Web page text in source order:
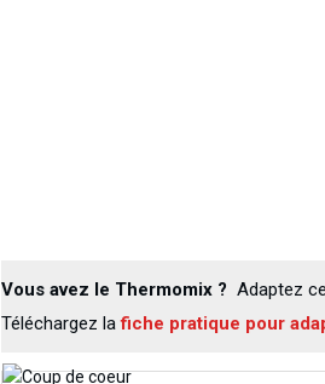
Vous avez le Thermomix ? Adaptez
Téléchargez lafiche pratique pour